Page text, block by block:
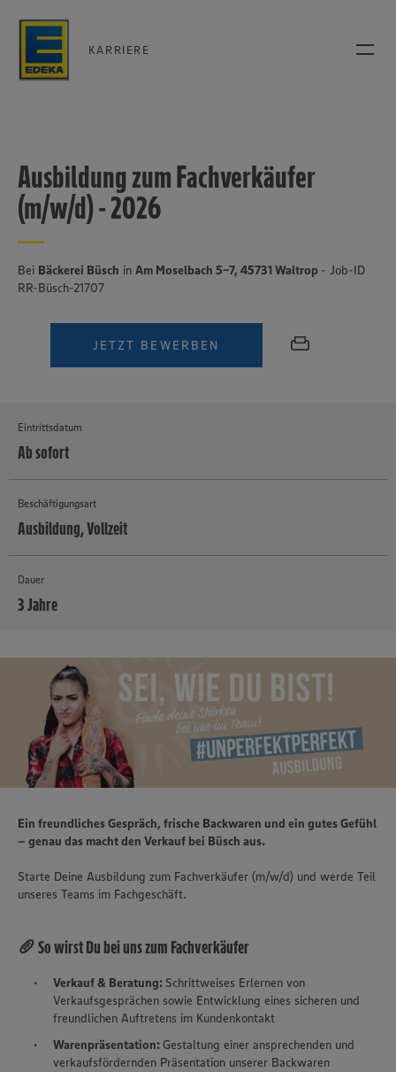
KARRIERE
Ausbildung zum Fachverkäufer
(m/w/d) - 2026
Bei Bäckerei Büsch in Am Moselbach 5-7, 45731 Waltrop - Job-ID
RR-Büsch-21707
JETZT BEWERBEN
Eintrittsdatum
Ab sofort
Beschäftigungsart
Ausbildung, Vollzeit
Dauer
3 Jahre
Ein freundliches Gespräch, frische Backwaren und ein gutes Gefühl
– genau das macht den Verkauf bei Büsch aus.
Starte Deine Ausbildung zum Fachverkäufer (m/w/d) und werde Teil
unseres Teams im Fachgeschäft.
🥖 So wirst Du bei uns zum Fachverkäufer
Verkauf & Beratung: Schrittweises Erlernen von
Verkaufsgesprächen sowie Entwicklung eines sicheren und
freundlichen Auftretens im Kundenkontakt
Warenpräsentation:Gestaltung einer ansprechenden und
verkaufsfördernden Präsentation unserer Backwaren